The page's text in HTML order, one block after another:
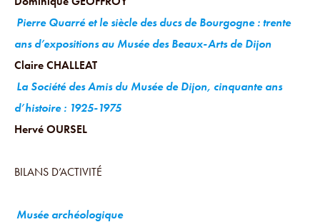
Pierre Quarré et le siècle des ducs de Bourgogne : trente
ans d’expositions au Musée des Beaux-Arts de Dijon
Claire CHALLEAT
La Société des Amis du Musée de Dijon, cinquante ans
d’histoire : 1925-1975
Hervé OURSEL
BILANS D’ACTIVITÉ
Musée archéologique